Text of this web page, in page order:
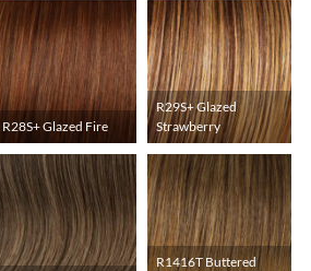
R28S+ Glazed Fire
R29S+ Glazed
Strawberry
R1416T Buttered